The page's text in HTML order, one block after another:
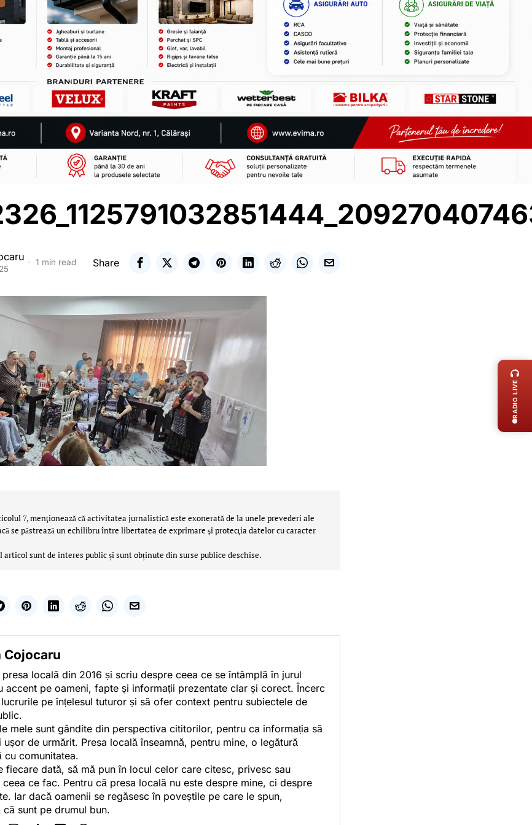
1 min read Share
7, menţionează că activitatea jurnalistică este exonerată de la unele prevederi ale
se păstrează un echilibru între libertatea de exprimare şi protecţia datelor cu caracter
sunt de interes public și sunt obținute din surse publice deschise.
Cojocaru
locală din 2016 și scriu despre ceea ce se întâmplă în jurul
accent pe oameni, fapte și informații prezentate clar și corect. Încerc
pe înțelesul tuturor și să ofer context pentru subiectele de
mele sunt gândite din perspectiva cititorilor, pentru ca informația să
ușor de urmărit. Presa locală înseamnă, pentru mine, o legătură
cu comunitatea.
fiecare dată, să mă pun în locul celor care citesc, privesc sau
ceea ce fac. Pentru că presa locală nu este despre mine, ci despre
Iar dacă oamenii se regăsesc în poveștile pe care le spun,
că sunt pe drumul bun.
RADIO LIVE